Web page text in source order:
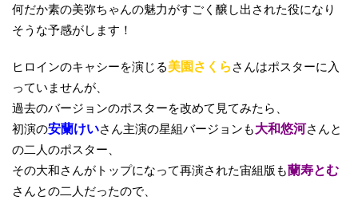
何だか素の美弥ちゃんの魅力がすごく醸し出された役になり
そうな予感がします！
ヒロインのキャシーを演じる美園さくら さんはポスターに入
っていませんが、
過去のバージョンのポスターを改めて見てみたら、
初演の安蘭けいさん主演の星組バージョンも大和悠河さんと
の二人のポスター、
その大和さんがトップになって再演された宙組版も蘭寿とむ
さんとの二人だったので、